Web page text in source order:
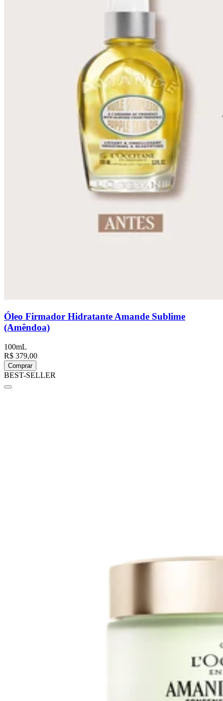
Óleo Firmador Hidratante Amande Sublime
(Amêndoa)
100mL
R$ 379,00
Comprar
BEST-SELLER